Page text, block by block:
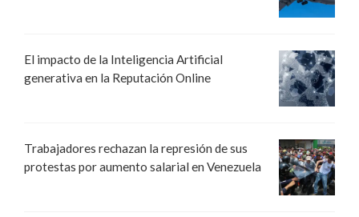
El impacto de la Inteligencia Artificial
generativa en la Reputación Online
Trabajadores rechazan la represión de sus
protestas por aumento salarial en Venezuela